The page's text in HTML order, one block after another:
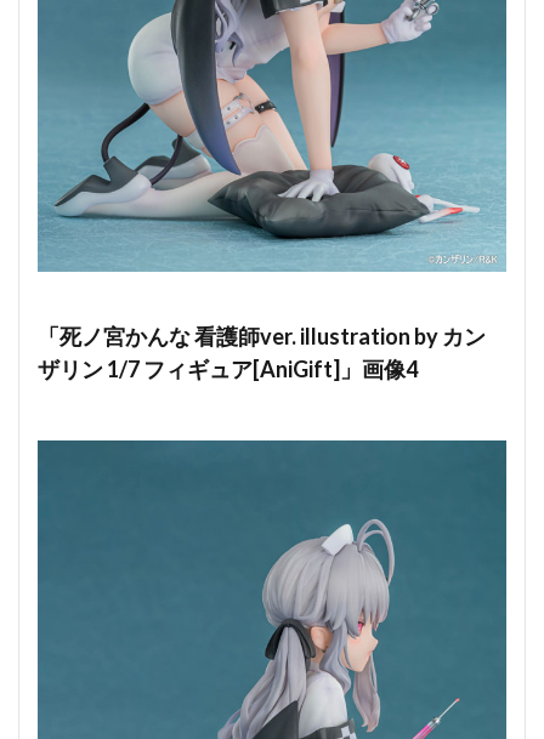
「死ノ宮かんな 看護師ver. illustration by カン
ザリン 1/7 フィギュア[AniGift]」画像4